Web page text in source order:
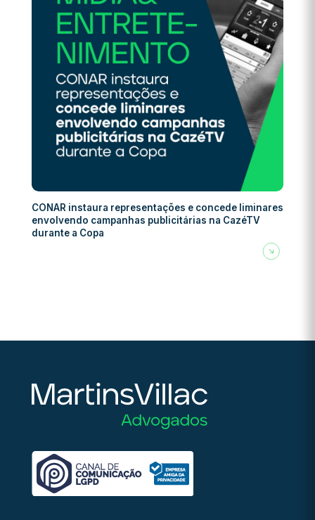
CONAR instaura representações e concede liminares
envolvendo campanhas publicitárias na CazéTV
durante a Copa